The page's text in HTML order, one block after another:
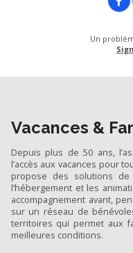
Un
Vacances &
Depuis plus de 50 ans,
l’accès aux vacances pour
propose des solutions de
l’hébergement et les
accompagnement avant,
sur un réseau de
territoires qui permet aux
meilleures conditions.